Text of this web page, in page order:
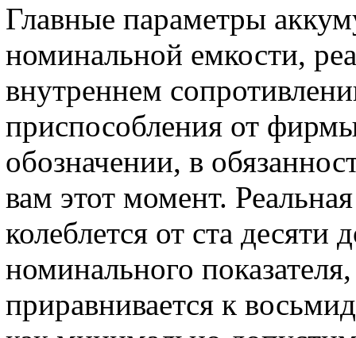
Главные параметры
номинальной емкости,
внутреннем
приспособления от
обозначении, в
вам этот момент.
колеблется от ста десяти
номинального
приравнивается к